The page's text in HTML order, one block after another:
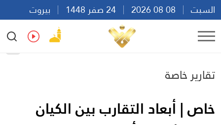
السبت
بيروت
22:03
Ar
تقارير خاصة
خاص | أبعاد التقارب بين الكيان